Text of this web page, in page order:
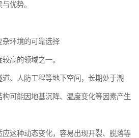
优势。
杂环境的可靠选择
高的领域之一。
、人防工程等地下空间，长期处于潮
可能因地基沉降、温度变化等因素产生
这种动态变化，容易出现开裂、脱落等